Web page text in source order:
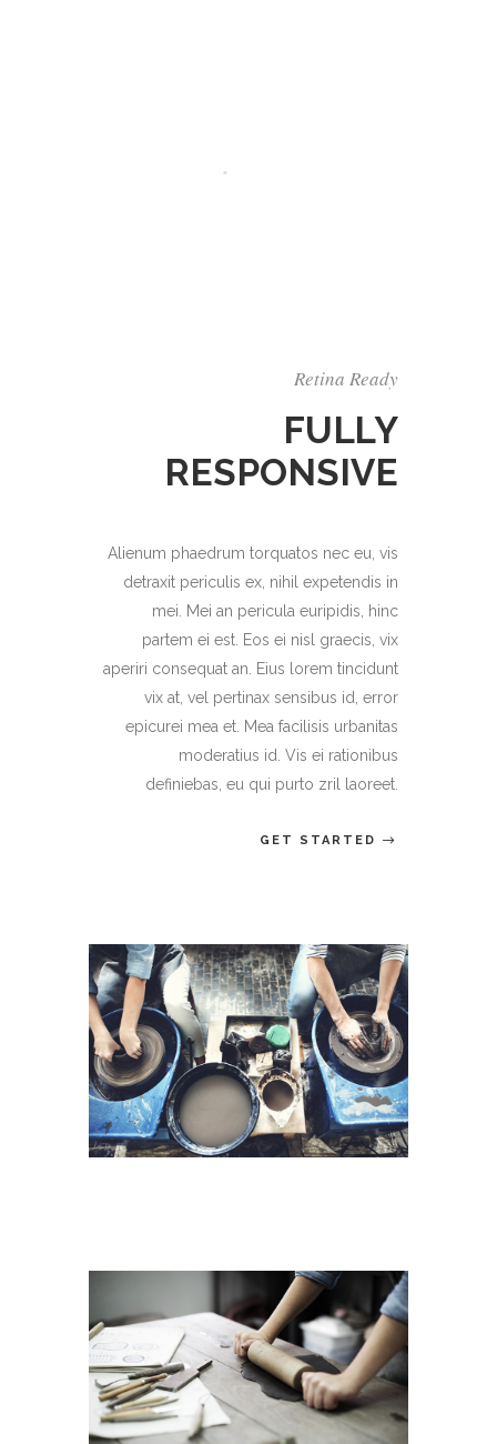
Retina Ready
FULLY
RESPONSIVE
Alienum phaedrum torquatos nec eu, vis
detraxit periculis ex, nihil expetendis in
mei. Mei an pericula euripidis, hinc
partem ei est. Eos ei nisl graecis, vix
aperiri consequat an. Eius lorem tincidunt
vix at, vel pertinax sensibus id, error
epicurei mea et. Mea facilisis urbanitas
moderatius id. Vis ei rationibus
definiebas, eu qui purto zril laoreet.
GET STARTED